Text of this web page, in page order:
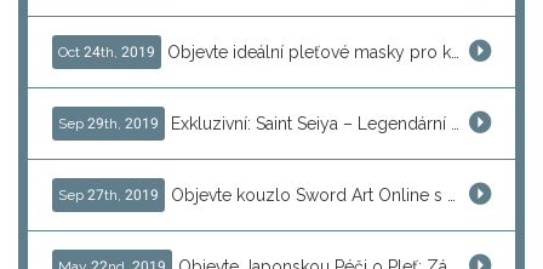
Oct 24th, 2019 Objevte ideální pleťové masky pro každodenní péči – Jak vybrat tu pravou
Sep 29th, 2019 Exkluzivní: Saint Seiya – Legendární Anime a Jeho Kouzlo
Sep 27th, 2019 Objevte kouzlo Sword Art Online s J-Subculture